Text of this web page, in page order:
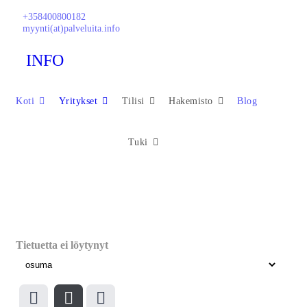
+358400800182
myynti(at)palveluita.info
INFO
Koti Yritykset Tilisi Hakemisto Blog
Tuki
Tietuetta ei löytynyt